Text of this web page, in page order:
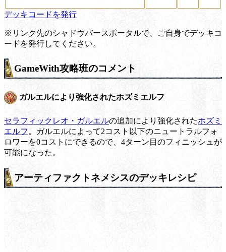
デッキコードを発行
※リンク先のシャドウバースポータルで、ご自身でデッキコ
ードを発行してください。
GameWith攻略班のコメント
ガルエルにより強化されたホズミエルフ
セラフィックレオ・ガルエルの追加により強化されたホズミ
エルフ 。ガルエルによって2コスト以下のニュートラルフォ
ロワーを0コストにできるので、4ターン目のフィニッシュが
可能になった。
アーティファクトネメシスのデッキレシピ